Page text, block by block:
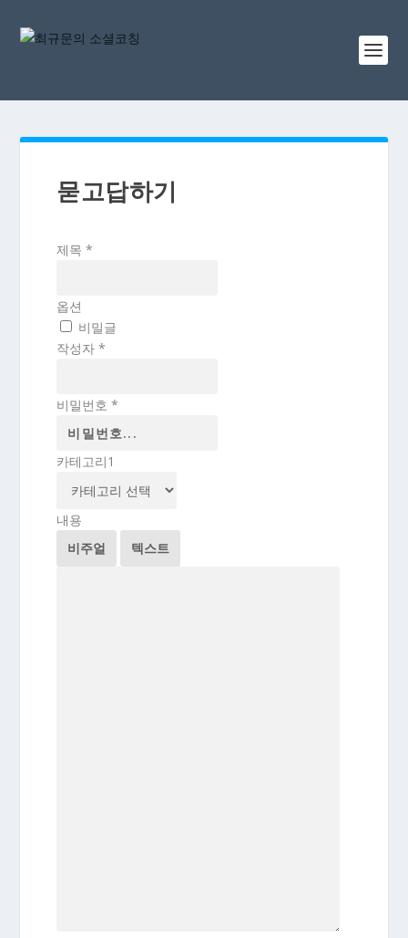
묻고답하기
제목 *
옵션
비밀글
작성자 *
비밀번호*
카테고리1
내용
비주얼
텍스트